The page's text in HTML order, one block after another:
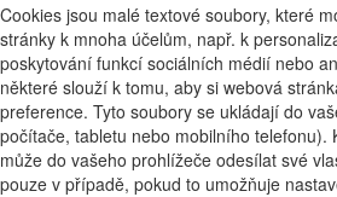
Cookies jsou malé textové soubory, které
stránky k mnoha účelům, např. k
poskytování funkcí sociálních médií nebo
některé slouží k tomu, aby si webová
preference. Tyto soubory se ukládají do
počítače, tabletu nebo mobilního telefonu).
může do vašeho prohlížeče odesílat své
pouze v případě, pokud to umožňuje